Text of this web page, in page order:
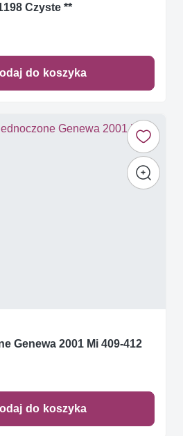
Czyste **
do koszyka
Genewa 2001 Mi 409-412
do koszyka